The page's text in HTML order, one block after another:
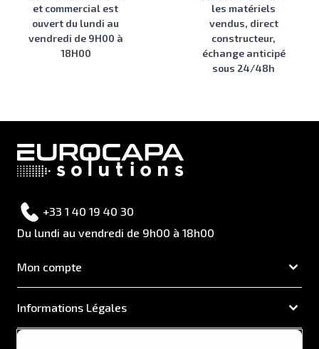
et commercial est
ouvert du lundi au
vendredi de 9H00 à
18H00
les matériels
vendus, direct
constructeur,
échange anticipé
sous 24/48h
+33 1 40 19 40 30
Du lundi au vendredi de 9h00 à 18h00
Mon compte
Informations Légales